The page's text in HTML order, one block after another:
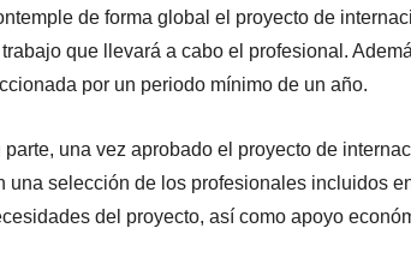
de forma global el proyecto de
que llevará a cabo el profesional.
por un periodo mínimo de un año.
parte, una vez aprobado el proyecto de
una selección de los profesionales incluidos
del proyecto, así como apoyo